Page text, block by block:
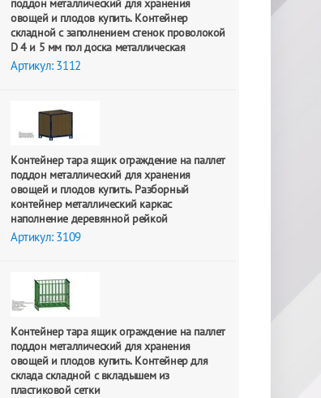
поддон металлический для хранения
овощей и плодов купить. Контейнер
складной с заполнением стенок проволокой
D 4 и 5 мм пол доска металлическая
Артикул: 3112
Контейнер тара ящик ограждение на паллет
поддон металлический для хранения
овощей и плодов купить. Разборный
контейнер металлический каркас
наполнение деревянной рейкой
Артикул: 3109
Контейнер тара ящик ограждение на паллет
поддон металлический для хранения
овощей и плодов купить. Контейнер для
склада складной с вкладышем из
пластиковой сетки